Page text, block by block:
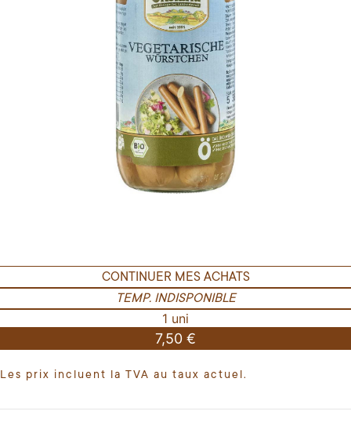
CONTINUER MES ACHATS
TEMP. INDISPONIBLE
1 uni
7,50 €
Les prix incluent la TVA au taux actuel.